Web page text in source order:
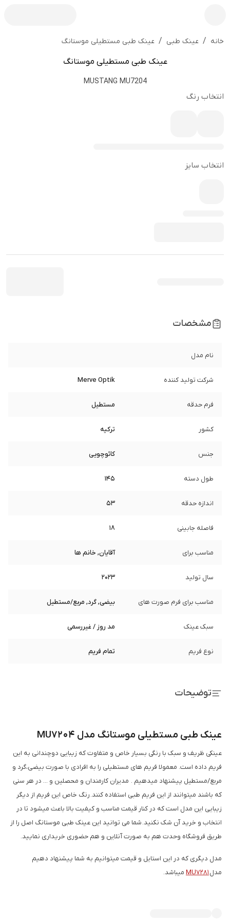
خانه / عینک طبی / عینک طبی مستطیلی موستانگ
عینک طبی مستطیلی موستانگ
MUSTANG MU7204
انتخاب رنگ
انتخاب سایز
مشخصات
نام مدل
شرکت تولید کننده Merve Optik
فرم حدقه مستطیل
کشور ترکیه
جنس کائوچویی
طول دسته 145
اندازه حدقه 53
فاصله جابینی 18
مناسب برای آقایان, خانم ها
سال تولید 2023
مناسب برای فرم صورت های بیضی, گرد, مربع/مستطیل
سبک عینک مد روز / غیررسمی
نوع فریم تمام فریم
توضیحات
عینک طبی مستطیلی موستانگ مدل MU7204
عینکی ظریف و سبک با رنگی بسیار خاص و متفاوت که زیبایی دوچندانی به این
فریم داده است. معمولا فریم های مستطیلی را به افرادی با صورت بیضی،گرد و
مربع/مستطیل پیشنهاد میدهیم . مدیران کارمندان و محصلین و ... در هر سنی
که باشند میتوانند از این فریم طبی استفاده کنند. رنگ خاص این فریم از دیگر
زیبایی این مدل است که در کنار قیمت مناسب و کیفیت بالا باعث میشود تا در
انتخاب و خرید آن شک نکنید. شما می توانید این عینک طبی موستانگ اصل را از
طریق فروشگاه وحدت هم به صورت آنلاین و هم حضوری خریداری نمایید.
مدل دیگری که در این استایل و قیمت میتوانیم به شما پیشنهاد دهیم
مدلMU7281 میباشد.